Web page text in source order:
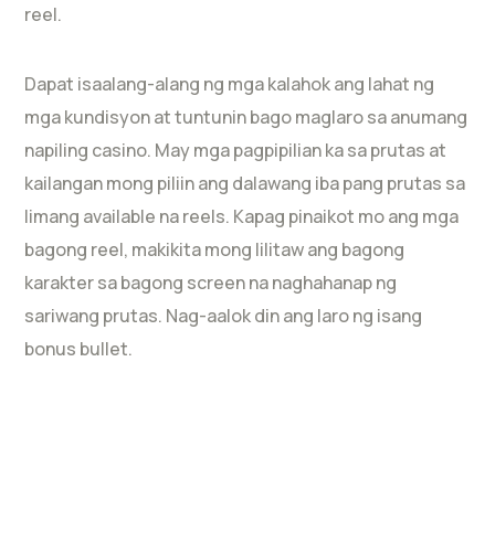
reel.
Dapat isaalang-alang ng mga kalahok ang lahat ng
mga kundisyon at tuntunin bago maglaro sa anumang
napiling casino. May mga pagpipilian ka sa prutas at
kailangan mong piliin ang dalawang iba pang prutas sa
limang available na reels. Kapag pinaikot mo ang mga
bagong reel, makikita mong lilitaw ang bagong
karakter sa bagong screen na naghahanap ng
sariwang prutas. Nag-aalok din ang laro ng isang
bonus bullet.